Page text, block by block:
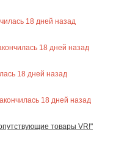
18 дней назад
18 дней назад
18 дней назад
18 дней назад
товары VR!"